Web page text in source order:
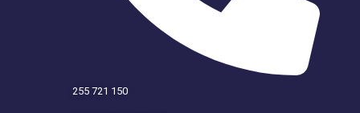
255 721 150